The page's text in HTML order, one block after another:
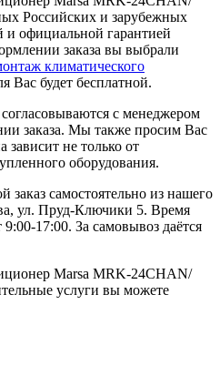
Российских и зарубежных
и официальной гарантией
заказа вы выбрали
климатического
Вас будет бесплатной.
с менеджером
заказа. Мы также просим Вас
зависит не только от
оборудования.
заказ самостоятельно из нашего
ул. Пруд-Ключики 5. Время
17:00. За самовывоз даётся
Marsa MRK-24СHAN/
услуги вы можете